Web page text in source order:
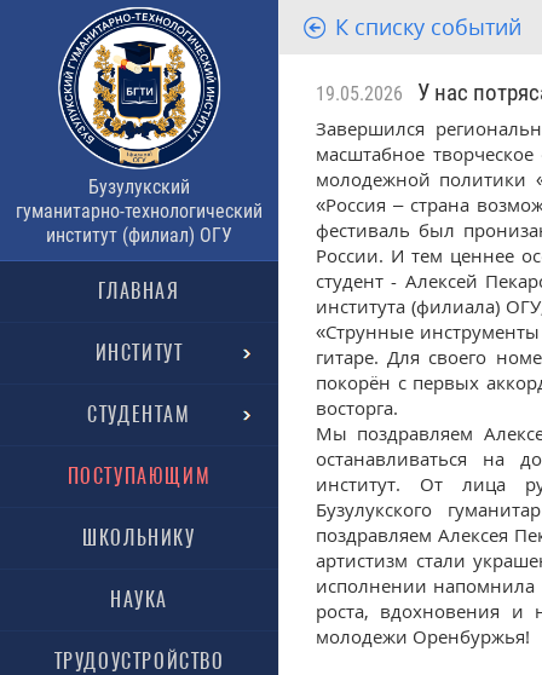
Бузулукский
гуманитарно-технологический
институт (филиал) ОГУ
ГЛАВНАЯ
ИНСТИТУТ
СТУДЕНТАМ
ПОСТУПАЮЩИМ
ШКОЛЬНИКУ
НАУКА
ТРУДОУСТРОЙСТВО
К списку событий
19.05.2026 У нас
Завершился
масштабное
молодежной политики
«Россия – страна
фестиваль был
России. И тем ценнее
студент - Алексей
института (филиала)
«Струнные
гитаре. Для своего
покорён с первых
восторга.
Мы поздравляем
останавливаться на
институт. От лица
Бузулукского
поздравляем Алексея
артистизм стали
исполнении напомнила
роста, вдохновения и
молодежи Оренбуржья!